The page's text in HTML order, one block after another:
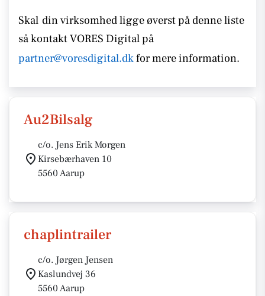
Skal din virksomhed ligge øverst på denne liste
så kontaktVORES Digital på
partner@voresdigital.dkfor mere information.
Au2Bilsalg
c/o. Jens Erik Morgen
Kirsebærhaven 10
5560 Aarup
chaplintrailer
c/o. Jørgen Jensen
Kaslundvej 36
5560 Aarup